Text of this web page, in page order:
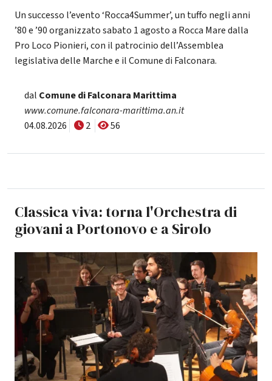
Un successo l’evento ‘Rocca4Summer’, un tuffo negli anni
’80 e ’90 organizzato sabato 1 agosto a Rocca Mare dalla
Pro Loco Pionieri, con il patrocinio dell’Assemblea
legislativa delle Marche e il Comune di Falconara.
dal Comune di Falconara Marittima
www.comune.falconara-marittima.an.it
04.08.2026
2 56
Classica viva: torna l'Orchestra di
giovani a Portonovo e a Sirolo